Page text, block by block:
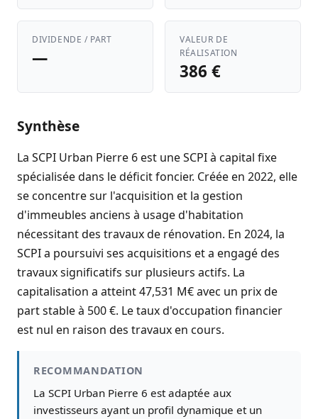
DIVIDENDE / PART
—
VALEUR DE
RÉALISATION
386 €
Synthèse
La SCPI Urban Pierre 6 est une SCPI à capital fixe
spécialisée dans le déficit foncier. Créée en 2022, elle
se concentre sur l'acquisition et la gestion
d'immeubles anciens à usage d'habitation
nécessitant des travaux de rénovation. En 2024, la
SCPI a poursuivi ses acquisitions et a engagé des
travaux significatifs sur plusieurs actifs. La
capitalisation a atteint 47,531 M€ avec un prix de
part stable à 500 €. Le taux d'occupation financier
est nul en raison des travaux en cours.
RECOMMANDATION
La SCPI Urban Pierre 6 est adaptée aux
investisseurs ayant un profil dynamique et un